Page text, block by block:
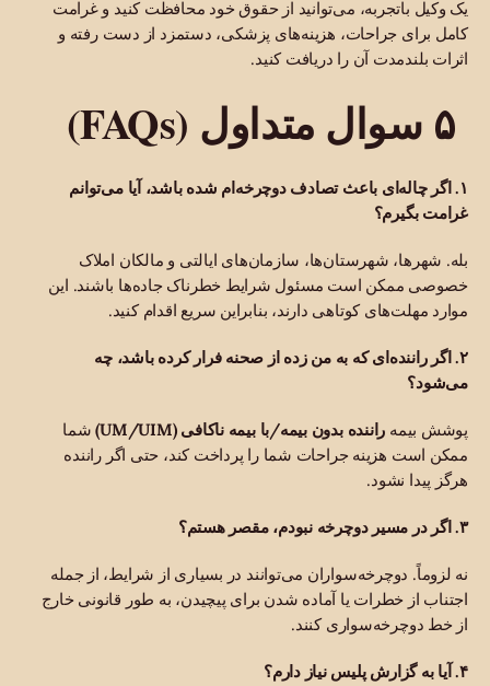
یک وکیل باتجربه، می‌توانید از حقوق خود محافظت کنید و غرامت
کامل برای جراحات، هزینه‌های پزشکی، دستمزد از دست رفته و
اثرات بلندمدت آن را دریافت کنید.
۵ سوال متداول (FAQs)
۱. اگر چاله‌ای باعث تصادف دوچرخه‌ام شده باشد، آیا می‌توانم
غرامت بگیرم؟
بله. شهرها، شهرستان‌ها، سازمان‌های ایالتی و مالکان املاک
خصوصی ممکن است مسئول شرایط خطرناک جاده‌ها باشند. این
موارد مهلت‌های کوتاهی دارند، بنابراین سریع اقدام کنید.
۲. اگر راننده‌ای که به من زده از صحنه فرار کرده باشد، چه
می‌شود؟
پوشش بیمه راننده بدون بیمه/با بیمه ناکافی (UM/UIM)
شما
ممکن است هزینه جراحات شما را پرداخت کند، حتی اگر راننده
هرگز پیدا نشود.
۳. اگر در مسیر دوچرخه نبودم، مقصر هستم؟
نه لزوماً. دوچرخه‌سواران می‌توانند در بسیاری از شرایط، از جمله
اجتناب از خطرات یا آماده شدن برای پیچیدن، به طور قانونی خارج
از خط دوچرخه‌سواری کنند.
۴. آیا به گزارش پلیس نیاز دارم؟